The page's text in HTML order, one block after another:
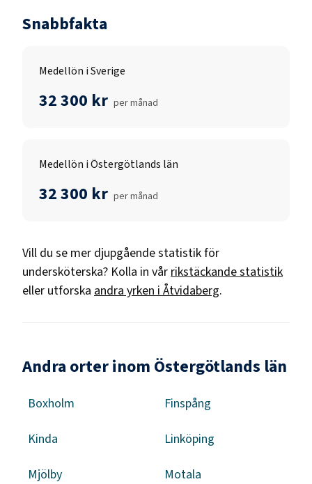
Snabbfakta
Medellön i Sverige
32 300 kr per månad
Medellön i Östergötlands län
32 300 kr per månad
Vill du se mer djupgående statistik för
undersköterska? Kolla in vår rikstäckande statistik
eller utforska andra yrken i Åtvidaberg.
Andra orter inom Östergötlands län
Boxholm Finspång
Kinda Linköping
Mjölby Motala